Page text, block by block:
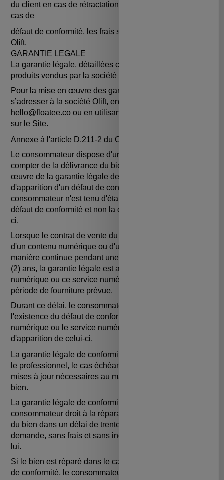
du client en cas de rétractation ou en cas de retour ; en
cas de
défaut de conformité, les frais seront pris en charge par
Olift.
GARANTIE LEGALE
La garantie légale, détaillées ci-dessous, s'applique aux
produits vendus par la société Olift.
Pour la mise en œuvre des garanties, le Client doit
s’adresser à la société Olift, en envoyant un mail à
hello@floatee.co ou en utilisant le formulaire de contact
sur le Site.
Annexe à l'article D.211-2 du Code de la consommation :
Le consommateur dispose d'un délai de deux (2) ans à
compter de la délivrance du bien pour obtenir la mise en
œuvre de la garantie légale de conformité en cas
d'apparition d'un défaut de conformité. Durant ce délai, le
consommateur n'est tenu d'établir que l'existence du
défaut de conformité et non la date d'apparition de celui-
ci.
Lorsque le contrat de vente du bien prévoit la fourniture
d'un contenu numérique ou d'un service numérique de
manière continue pendant une durée supérieure à deux
(2) ans, la garantie légale est applicable à ce contenu
numérique ou ce service numérique tout au long de la
période de fourniture prévue.
Durant ce délai, le consommateur n'est tenu d'établir que
l'existence du défaut de conformité affectant le contenu
numérique ou le service numérique et non la date
d'apparition de celui-ci.
La garantie légale de conformité emporte obligation pour
le professionnel, le cas échéant, de fournir toutes les
mises à jour nécessaires au maintien de la conformité du
bien.
La garantie légale de conformité donne au
consommateur droit à la réparation ou au remplacement
du bien dans un délai de trente (30) jours suivant sa
demande, sans frais et sans inconvénient majeur pour
lui.
Si le bien est réparé dans le cadre de la garantie légale
de conformité, le consommateur bénéficie d'une